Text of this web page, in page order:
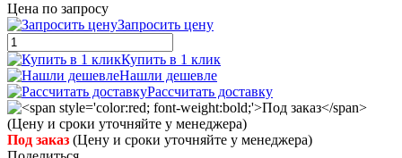
Цена по запросу
Запросить цену
Купить в 1 клик
Нашли дешевле
Рассчитать доставку
Под заказ (Цену и сроки уточняйте у менеджера)